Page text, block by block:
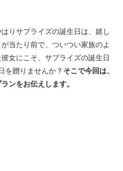
りサプライズの誕生日は、嬉し
当たり前で、ついつい家族のよ
女にこそ、サプライズの誕生日
を贈りませんか？ そこで今回は、
ンをお伝えします。